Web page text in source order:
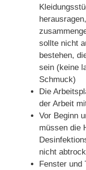
sollte nicht
bestehen,
sein (keine
Schmuck)
Die
der Arbeit
Vor Beginn
müssen die
nicht
Fenster und